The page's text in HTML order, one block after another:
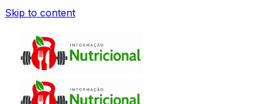
Skip to content